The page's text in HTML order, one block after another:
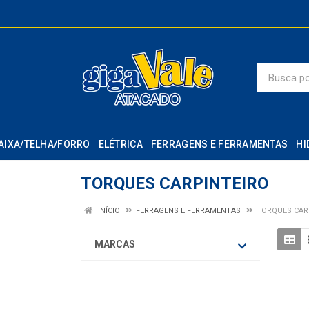
TELHA/FORRO ELÉTRICA FERRAGENS E FERRAMENTAS
TORQUES CARPINTEIRO
INÍCIO FERRAGENS E FERRAMENTAS TORQUES
MARCAS